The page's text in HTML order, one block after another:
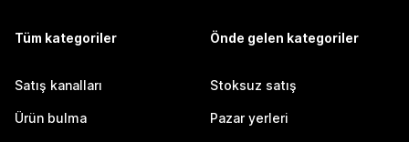
Tüm kategoriler
Satış kanalları
Ürün bulma
Önde gelen kategoriler
Stoksuz satış
Pazar yerleri